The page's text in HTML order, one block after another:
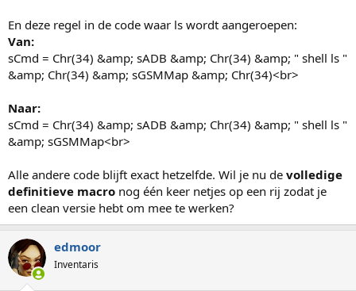
En deze regel in de code waar ls wordt aangeroepen:
Van:
sCmd = Chr(34) &amp; sADB &amp; Chr(34) &amp; " shell ls "
&amp; Chr(34) &amp; sGSMMap &amp; Chr(34)<br>
Naar:
sCmd = Chr(34) &amp; sADB &amp; Chr(34) &amp; " shell ls "
&amp; sGSMMap<br>
Alle andere code blijft exact hetzelfde. Wil je nu de volledige
definitieve macro nog één keer netjes op een rij zodat je
een clean versie hebt om mee te werken?
edmoor
Inventaris